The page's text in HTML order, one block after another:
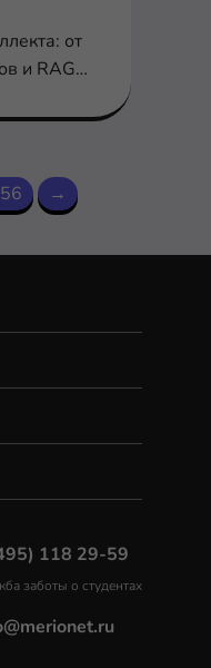
от
и RAG
→
118 29-59
заботы о студентах